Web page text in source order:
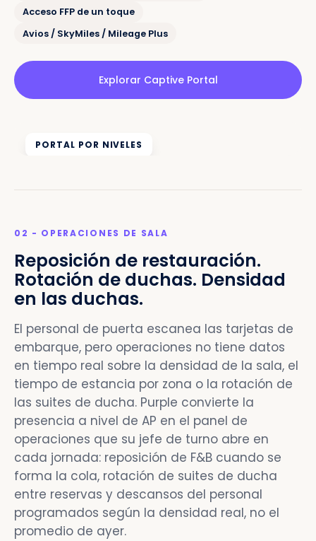
Acceso FFP de un toque
Avios / SkyMiles / Mileage Plus
Explorar Captive Portal
PORTAL POR NIVELES
02 - OPERACIONES DE SALA
Reposición de restauración.
Rotación de duchas. Densidad
en las duchas.
El personal de puerta escanea las tarjetas de
embarque, pero operaciones no tiene datos
en tiempo real sobre la densidad de la sala, el
tiempo de estancia por zona o la rotación de
las suites de ducha. Purple convierte la
presencia a nivel de AP en el panel de
operaciones que su jefe de turno abre en
cada jornada: reposición de F&B cuando se
forma la cola, rotación de suites de ducha
entre reservas y descansos del personal
programados según la densidad real, no el
promedio de ayer.